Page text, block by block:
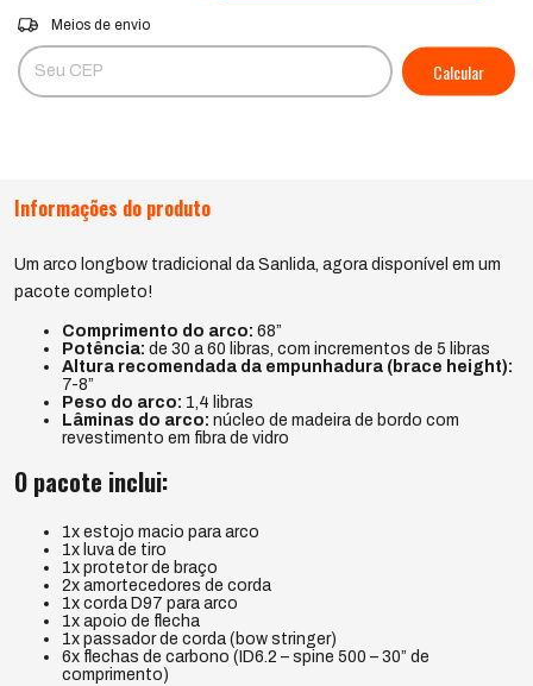
Entregas para o CEP:
Meios de envio
Calcular
Informações do produto
Um arco longbow tradicional da Sanlida, agora disponível em um
pacote completo!
Comprimento do arco: 68”
Potência: de 30 a 60 libras, com incrementos de 5 libras
Altura recomendada da empunhadura (brace height):
7-8”
Peso do arco: 1,4 libras
Lâminas do arco: núcleo de madeira de bordo com
revestimento em fibra de vidro
O pacote inclui:
1x estojo macio para arco
1x luva de tiro
1x protetor de braço
2x amortecedores de corda
1x corda D97 para arco
1x apoio de flecha
1x passador de corda (bow stringer)
6x flechas de carbono (ID6.2 – spine 500 – 30” de
comprimento)